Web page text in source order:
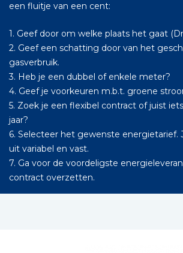
een fluitje van een cent:
1. Geef door om welke plaats het gaat
2. Geef een schatting door van het
gasverbruik.
3. Heb je een dubbel of enkele meter?
4. Geef je voorkeuren m.b.t. groene
5. Zoek je een flexibel contract of juist
jaar?
6. Selecteer het gewenste energietarief.
uit variabel en vast.
7. Ga voor de voordeligste
contract overzetten.